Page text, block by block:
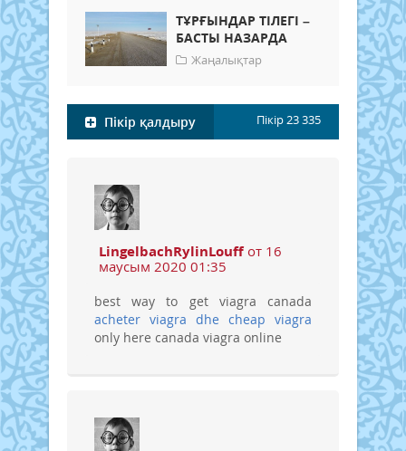
ТҰРҒЫНДАР ТІЛЕГІ –
БАСТЫ НАЗАРДА
Жаңалықтар
Пікір қалдыру Пікір23 335
LingelbachRylinLouffот 16
маусым 2020 01:35
best way to get viagra canada
acheter viagra dhe cheap viagra
only here canada viagra online